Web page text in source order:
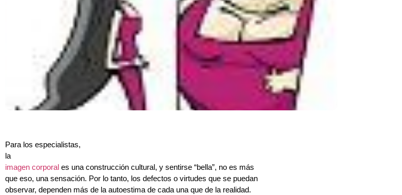
Para los especialistas,
la
imagen corporal es una construcción cultural, y sentirse “bella”, no es más
que eso, una sensación. Por lo tanto, los defectos o virtudes que se puedan
observar, dependen más de la autoestima de cada una que de la realidad.